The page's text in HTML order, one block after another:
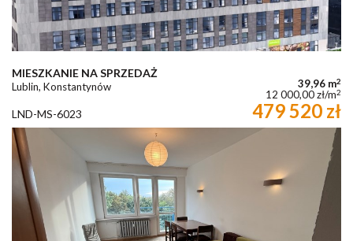
MIESZKANIE NA SPRZEDAŻ
Lublin, Konstantynów 39,96 m2
12 000,00 zł/m2
LND-MS-6023 479 520 zł